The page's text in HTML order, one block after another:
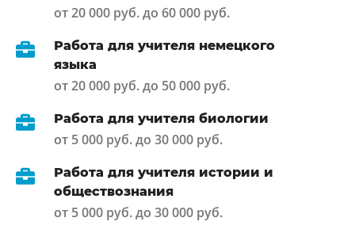
от 20 000 руб. до 60 000 руб.
Работа для учителя немецкого
языка
от 20 000 руб. до 50 000 руб.
Работа для учителя биологии
от 5 000 руб. до 30 000 руб.
Работа для учителя истории и
обществознания
от 5 000 руб. до 30 000 руб.